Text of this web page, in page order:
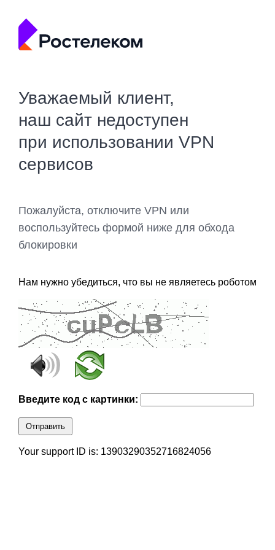
Уважаемый клиент,
наш сайт недоступен
при использовании VPN
сервисов
Пожалуйста, отключите VPN или
воспользуйтесь формой ниже для обхода
блокировки
Нам нужно убедиться, что вы не являетесь роботом
Введите код с картинки:
Отправить
Your support ID is: 13903290352716824056